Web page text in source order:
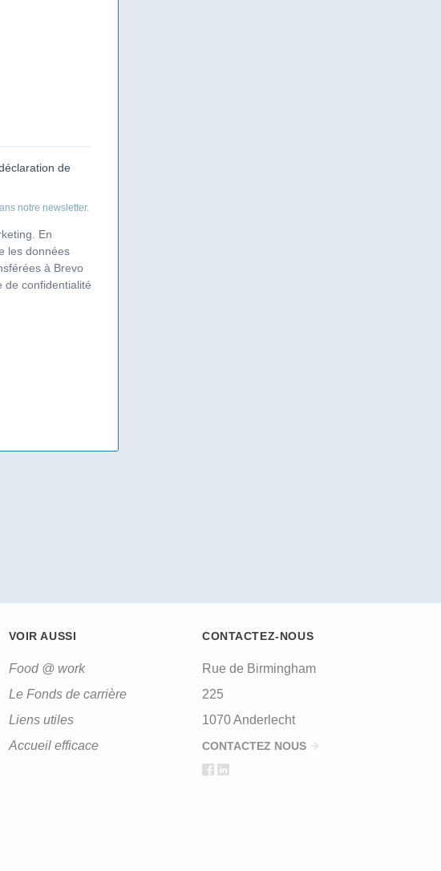
VOIR AUSSI
Food @ work
Le Fonds de carrière
Liens utiles
Accueil efficace
CONTACTEZ-NOUS
Rue de Birmingham
225
1070 Anderlecht
CONTACTEZ NOUS